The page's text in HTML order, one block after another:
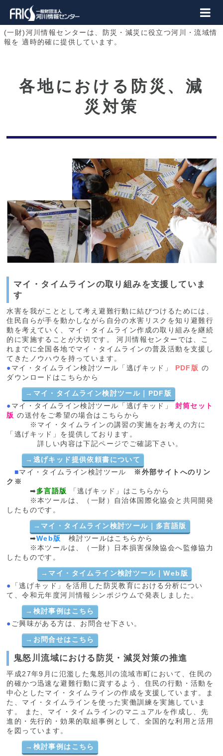
(一財)河川情報センターは、防災・減災に役立つ河川・流域情
報を 適時的確に提供しています。
各地における防災、減
災対策
マイ・タイムラインの取り組みを支援していま
す
水害を我がこととして考え避難行動に結びつけるためには、
住民自らが手を動かしながら自分の水害リスクを知り避難行
動を考えていく、マイ・タイムライン作成の取り組みを継続
的に実施することが大切です。 河川情報センターでは、こ
れまでに全国各地でマイ・タイムラインの普及活動を支援し
てきたノウハウを持っています。
●マイ・タイムライン検討ツール「逃げキッド」 PDF版 の
ダウンロードはこちらから
→ マイ・タイムライン検討ツール｜PDF版
●マイ・タイムライン検討ツール「逃げキッド」
封筒セット
版の送付をご希望の場合はこちらから
※マイ・タイムラインの講習の実施をお考えの方に
「逃げキッド」を提供しております。
詳しい内容は下記ページでご確認下さい。
→ 逃げキッド提供依頼書について
■マイ・タイムライン検討ツール
※外部サイトへのリン
ク※
➡多言語版
「逃げキッド」はこちらから
※本ツールは、（一財）自治体国際化協会と共同開発
したものです。
→ マイ・タイムライン検討ツール｜多言語版
➡Web版検討ツールはこちらから
※本ツールは、（一財）日本損害保険協会へ監修協力
したものです。
→ マイ・タイムライン検討ツール｜Web版
●
「逃げキッド」を活用した防災教育における分析につい
て、令和元年度河川情報シンポジウムで発表しました。
→ 検討事例はこちら
● ご興味がある方は、お問合せ下さい。
→ お問合せはこちら
鬼怒川流域における防災・減災対策の推進
平成27年9月に氾濫した鬼怒川の流域市町において、住民の
的確かつ迅速な避難行動に資するよう、住民の行動・活動を
中心としたマイ・タイムラインの作成を支援しています。ま
た、マイ・タイムラインを使った実働訓練を実施していま
す。 また、マイ・タイムラインのマニュアルを作成し、先
進的・先行的・効果的取組事例として、全国的な利用と活用
を図っています。
→ 検討事例はこちら